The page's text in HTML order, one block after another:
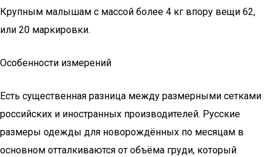
Крупным малышам с массой более 4 кг впору вещи 62,
или 20 маркировки.
Особенности измерений
Есть существенная разница между размерными сетками
российских и иностранных производителей. Русские
размеры одежды для новорождённых по месяцам в
основном отталкиваются от объёма груди, который